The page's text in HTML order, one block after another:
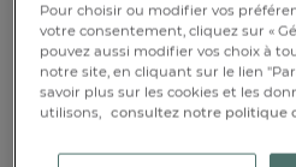
Caractéristique :
Serviette invité
30x50cm
Pour choisir ou modifier vos
votre consentement, cliquez sur «
pouvez aussi modifier vos choix à
notre site, en cliquant sur le lien
savoir plus sur les cookies et les
utilisons, consultez notre politique